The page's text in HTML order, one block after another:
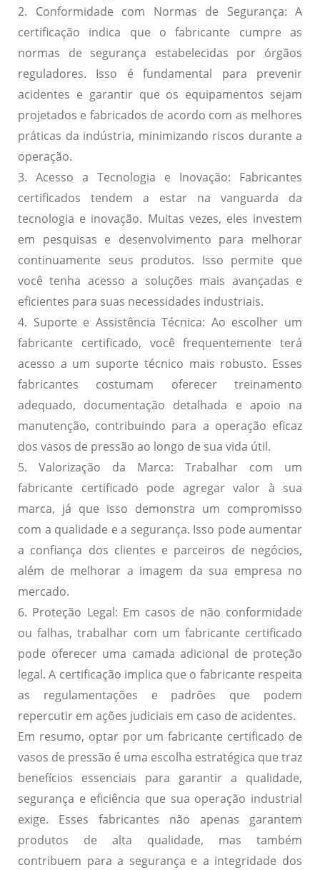
2. Conformidade com Normas de Segurança: A
certificação indica que o fabricante cumpre as
normas de segurança estabelecidas por órgãos
reguladores. Isso é fundamental para prevenir
acidentes e garantir que os equipamentos sejam
projetados e fabricados de acordo com as melhores
práticas da indústria, minimizando riscos durante a
operação.
3. Acesso a Tecnologia e Inovação: Fabricantes
certificados tendem a estar na vanguarda da
tecnologia e inovação. Muitas vezes, eles investem
em pesquisas e desenvolvimento para melhorar
continuamente seus produtos. Isso permite que
você tenha acesso a soluções mais avançadas e
eficientes para suas necessidades industriais.
4. Suporte e Assistência Técnica: Ao escolher um
fabricante certificado, você frequentemente terá
acesso a um suporte técnico mais robusto. Esses
fabricantes costumam oferecer treinamento
adequado, documentação detalhada e apoio na
manutenção, contribuindo para a operação eficaz
dos vasos de pressão ao longo de sua vida útil.
5. Valorização da Marca: Trabalhar com um
fabricante certificado pode agregar valor à sua
marca, já que isso demonstra um compromisso
com a qualidade e a segurança. Isso pode aumentar
a confiança dos clientes e parceiros de negócios,
além de melhorar a imagem da sua empresa no
mercado.
6. Proteção Legal: Em casos de não conformidade
ou falhas, trabalhar com um fabricante certificado
pode oferecer uma camada adicional de proteção
legal. A certificação implica que o fabricante respeita
as regulamentações e padrões que podem
repercutir em ações judiciais em caso de acidentes.
Em resumo, optar por um fabricante certificado de
vasos de pressão é uma escolha estratégica que traz
benefícios essenciais para garantir a qualidade,
segurança e eficiência que sua operação industrial
exige. Esses fabricantes não apenas garantem
produtos de alta qualidade, mas também
contribuem para a segurança e a integridade dos